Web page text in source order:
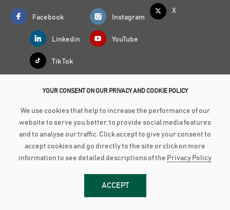
Facebook Instagram
X
Linkedin YouTube
Tik Tok
கிளை வலையமைப்பு
சுய வங்கிச் சேவை வளையங்கள்
YOUR CONSENT ON OUR PRIVACY AND COOKIE POLICY
We use cookies that help to increase the performance of our
website to serve you better, to provide social media features
and to analyse our traffic. Click accept to give your consent to
accept cookies and go directly to the site or click on more
information to see detailed descriptions of the Privacy Policy
ACCEPT